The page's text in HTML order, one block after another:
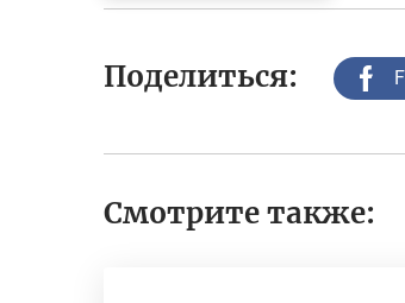
Поделиться:
Смотрите также: